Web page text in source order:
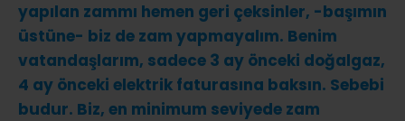
yapılan zammı hemen geri çeksinler, -başımın
üstüne- biz de zam yapmayalım. Benim
vatandaşlarım, sadece 3 ay önceki doğalgaz,
4 ay önceki elektrik faturasına baksın. Sebebi
budur. Biz, en minimum seviyede zam